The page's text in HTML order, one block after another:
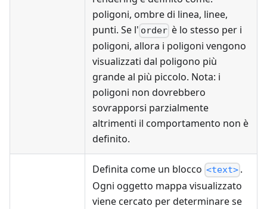
poligoni, ombre di linea, linee,
punti. Se l' order è lo stesso per i
poligoni, allora i poligoni vengono
visualizzati dal poligono più
grande al più piccolo. Nota: i
poligoni non dovrebbero
sovrapporsi parzialmente
altrimenti il comportamento non è
definito.
Definita come un blocco <text> .
Ogni oggetto mappa visualizzato
viene cercato per determinare se